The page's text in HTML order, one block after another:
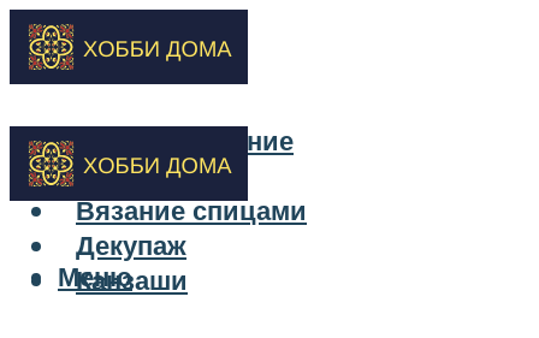
Бисероплетение
Вышивка
Вязание спицами
Декупаж
Канзаши
Меню